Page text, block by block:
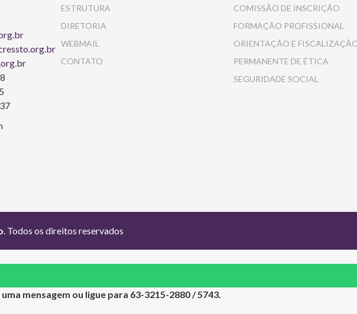
ESTRUTURA
DIRETORIA
WEBMAIL
CONTATO
COMISSÃO DE INSCRIÇÃO
FORMAÇÃO PROFISSIONAL
ORIENTAÇÃO E
PERMANENTE DE ÉTICA
SEGURIDADE SOCIAL
. Todos os direitos reservados
mensagem ou ligue para 63-3215-2880 / 5743.